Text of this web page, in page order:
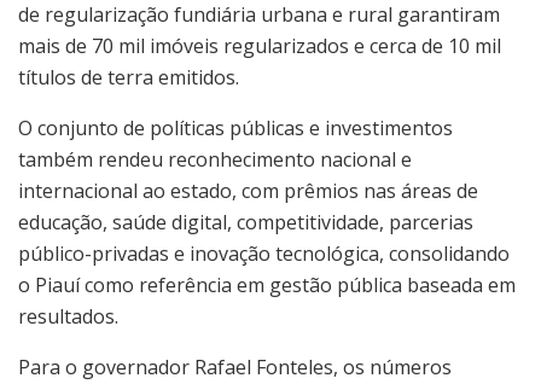
de regularização fundiária urbana e rural garantiram
mais de 70 mil imóveis regularizados e cerca de 10 mil
títulos de terra emitidos.
O conjunto de políticas públicas e investimentos
também rendeu reconhecimento nacional e
internacional ao estado, com prêmios nas áreas de
educação, saúde digital, competitividade, parcerias
público-privadas e inovação tecnológica, consolidando
o Piauí como referência em gestão pública baseada em
resultados.
Para o governador Rafael Fonteles, os números